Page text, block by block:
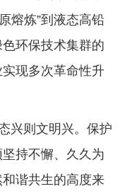
熔炼”到液态高铅
环保技术集群的
现多次革命性升
兴则文明兴。保护
持不懈、久久为
谐共生的高度来